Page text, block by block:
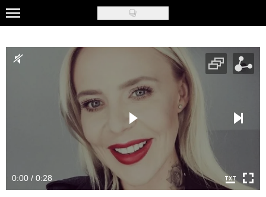
Skip
to
main
content
Moda
0:00 / 0:28